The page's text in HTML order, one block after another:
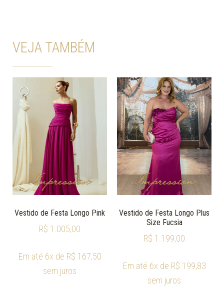
VEJA TAMBÉM
Vestido de Festa Longo Pink
R$ 1.005,00
Em até 6x de R$ 167,50
sem juros
Vestido de Festa Longo Plus
Size Fucsia
R$ 1.199,00
Em até 6x de R$ 199,83
sem juros